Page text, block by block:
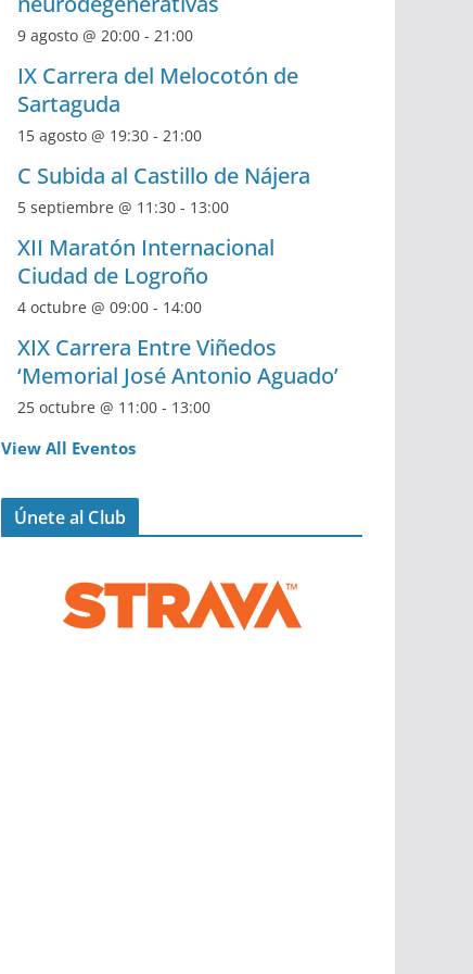
9 agosto @ 20:00 - 21:00
IX Carrera del Melocotón de
Sartaguda
15 agosto @ 19:30 - 21:00
C Subida al Castillo de Nájera
5 septiembre @ 11:30 - 13:00
XII Maratón Internacional
Ciudad de Logroño
4 octubre @ 09:00 - 14:00
XIX Carrera Entre Viñedos
‘Memorial José Antonio Aguado’
25 octubre @ 11:00 - 13:00
View All Eventos
Únete al Club